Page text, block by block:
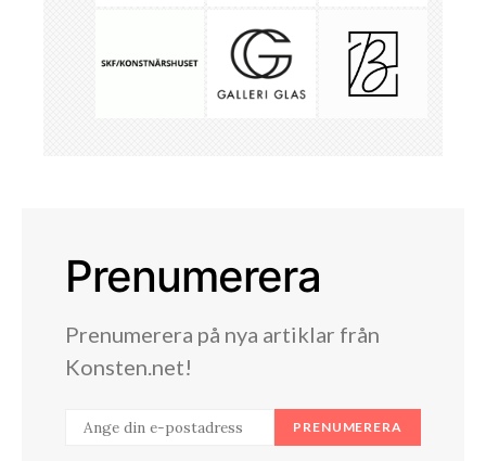
Prenumerera
Prenumerera på nya artiklar från
Konsten.net!
PRENUMERERA